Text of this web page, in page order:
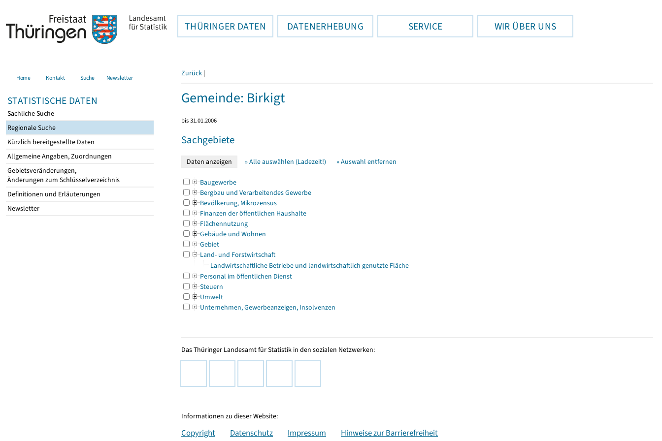
THÜRINGER DATEN DATENERHEBUNG SERVICE WIR ÜBER UNS
Home Kontakt Suche Newsletter
STATISTISCHE DATEN
Sachliche Suche
Regionale Suche
Kürzlich bereitgestellte Daten
Allgemeine Angaben, Zuordnungen
Gebietsveränderungen,
Änderungen zum Schlüsselverzeichnis
Definitionen und Erläuterungen
Newsletter
Zurück |
Gemeinde: Birkigt
bis 31.01.2006
Sachgebiete
» Alle auswählen (Ladezeit!) » Auswahl entfernen
Baugewerbe
Bergbau und Verarbeitendes Gewerbe
Bevölkerung, Mikrozensus
Finanzen der öffentlichen Haushalte
Flächennutzung
Gebäude und Wohnen
Gebiet
Land- und Forstwirtschaft
Landwirtschaftliche Betriebe und landwirtschaftlich genutzte Fläche
Personal im öffentlichen Dienst
Steuern
Umwelt
Unternehmen, Gewerbeanzeigen, Insolvenzen
Das Thüringer Landesamt für Statistik in den sozialen Netzwerken:
Informationen zu dieser Website:
Copyright Datenschutz Impressum Hinweise zur Barrierefreiheit